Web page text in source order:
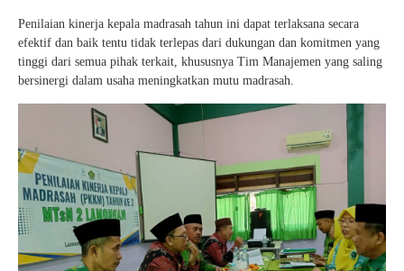
Penilaian kinerja kepala madrasah tahun ini dapat terlaksana secara
efektif dan baik tentu tidak terlepas dari dukungan dan komitmen yang
tinggi dari semua pihak terkait, khususnya Tim Manajemen yang saling
bersinergi dalam usaha meningkatkan mutu madrasah.